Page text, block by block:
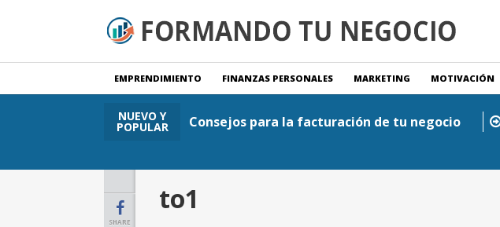
EMPRENDIMIENTO FINANZAS PERSONALES MARKETING MOTIVACIÓN
NUEVO Y
POPULAR Consejos para la facturación de tu negocio
SHARE
to1